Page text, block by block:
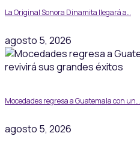
La Original Sonora Dinamita llegará a…
agosto 5, 2026
Mocedades regresa a Guatemala con un…
agosto 5, 2026